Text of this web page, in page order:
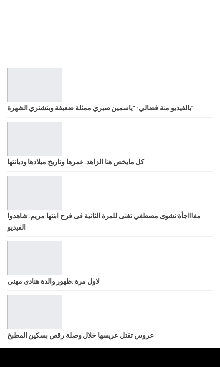
بالفيديو منة فضالي : “ياسمين صبري ممثلة ضعيفة وبتشتري الشهرة”
كل مايخص هنا الزاهد..عمرها وتاريخ ميلادها وديانتها
مفاااجأة:نشوى مصطفي تغنى للمرة الثانية فى فرح ابنتها مريم..شاهدوا
الفيديو
لاول مرة :ظهور والدة هنادى مهنى
عروس تقتل عريسها خلال وصلة رقص بسكين المطبخ